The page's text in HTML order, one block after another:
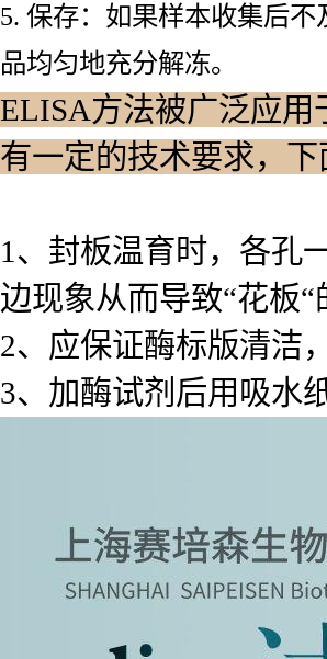
5. 保存：如果样本收集后
品均匀地充分解冻。
ELISA方法被广泛应
有一定的技术要求，
1、封板温育时，各孔
边现象从而导致“花板“
2、应保证酶标版清洁
3、加酶试剂后用吸水